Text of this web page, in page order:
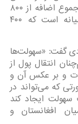
می‌آید و گندم و هم‌چنان روغن و در مجموع اضافه از ۸۰۰
میلیون دالر تجارت ما با آسیایی میانه است که ۴۰۰
گفت: «سهولت‌ها
انتقال پول از
و بر عکس آن و
که می‌تواند در
سهولت ایجاد کند
افغانستان و